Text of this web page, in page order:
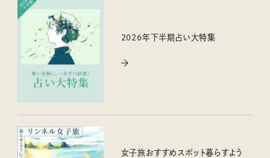
2026年下半期占い大特集
女子旅おすすめスポット暮らすよう